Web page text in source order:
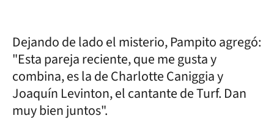
Dejando de lado el misterio, Pampito agregó:
"Esta pareja reciente, que me gusta y
combina, es la de Charlotte Caniggia y
Joaquín Levinton, el cantante de Turf. Dan
muy bien juntos".